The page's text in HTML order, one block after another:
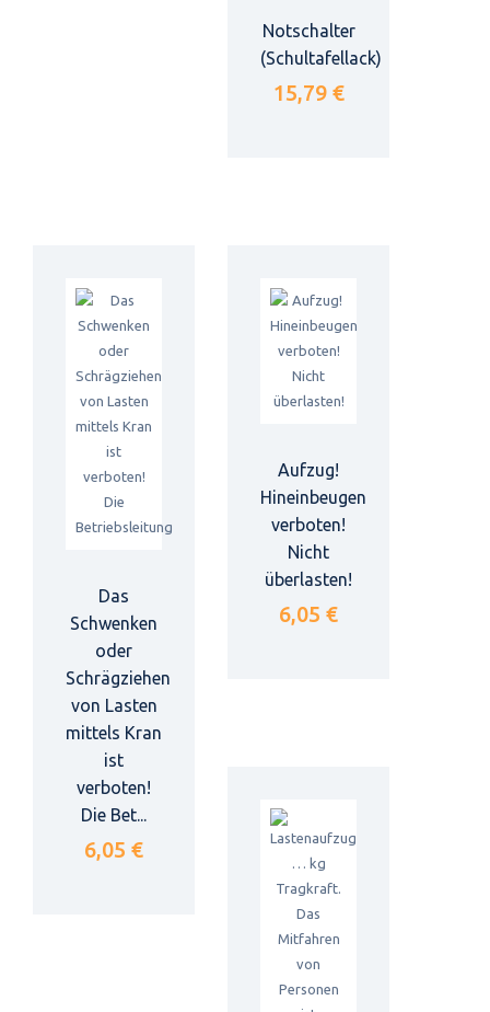
Notschalter
(Schultafellack)
15,79 €
Das
Schwenken
oder
Schrägziehen
von Lasten
mittels Kran
ist
verboten!
Die Bet...
6,05 €
Aufzug!
Hineinbeugen
verboten!
Nicht
überlasten!
6,05 €